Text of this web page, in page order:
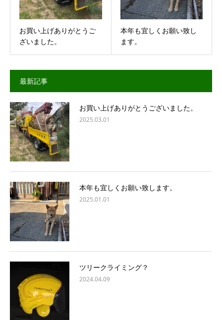
お買い上げありがとうご
ざいました。
本年も宜しくお願い致し
ます。
最新記事
お買い上げありがとうございました。
2025.03.01
本年も宜しくお願い致します。
2025.01.01
ツリークライミング？
2024.04.09